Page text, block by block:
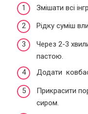
Змішати всі
Рідку суміш
Через 2-3
пастою.
Додати
Прикрасити
сиром.